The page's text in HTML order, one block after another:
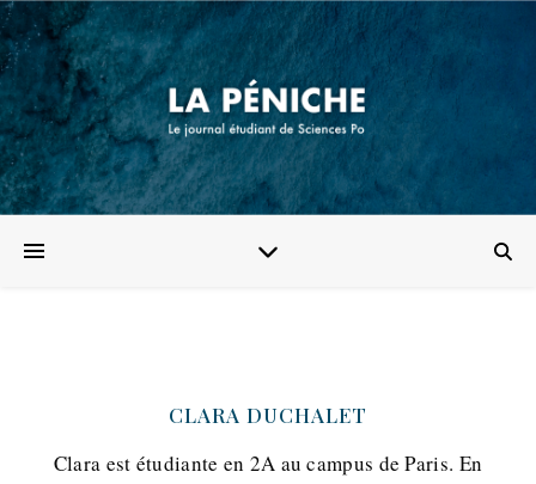
CLARA DUCHALET
Clara est étudiante en 2A au campus de Paris. En